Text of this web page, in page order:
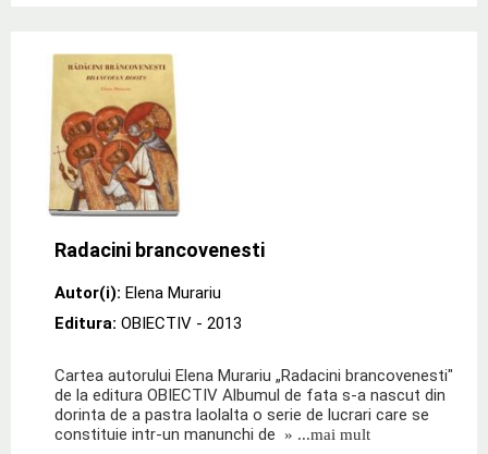
Radacini brancovenesti
Autor(i): Elena Murariu
Editura: OBIECTIV - 2013
Cartea autorului Elena Murariu „Radacini brancovenesti"
de la editura OBIECTIV Albumul de fata s-a nascut din
dorinta de a pastra laolalta o serie de lucrari care se
constituie intr-un manunchi de » ...mai mult